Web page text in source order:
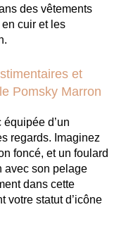
des vêtements
cuir et les
et
Pomsky Marron
d’un
regards. Imaginez
foncé, et un foulard
avec son pelage
dans cette
votre statut d’icône